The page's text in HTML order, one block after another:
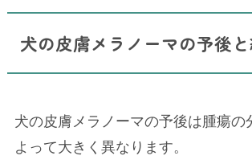
犬の皮膚メラノーマの予後
犬の皮膚メラノーマの予後は腫瘍の
よって大きく異なります。